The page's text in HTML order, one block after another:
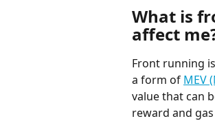
What is
affect
Front running
a form of MEV
value that can
reward and